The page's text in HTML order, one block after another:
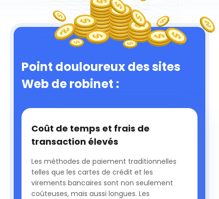
Point douloureux des sites
Web de robinet :
Coût de temps et frais de
transaction élevés
Les méthodes de paiement traditionnelles
telles que les cartes de crédit et les
virements bancaires sont non seulement
coûteuses, mais aussi longues. Les